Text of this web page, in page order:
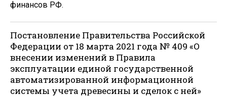
финансов РФ.
Постановление Правительства Российской
Федерации от 18 марта 2021 года № 409 «О
внесении изменений в Правила
эксплуатации единой государственной
автоматизированной информационной
системы учета древесины и сделок с ней»